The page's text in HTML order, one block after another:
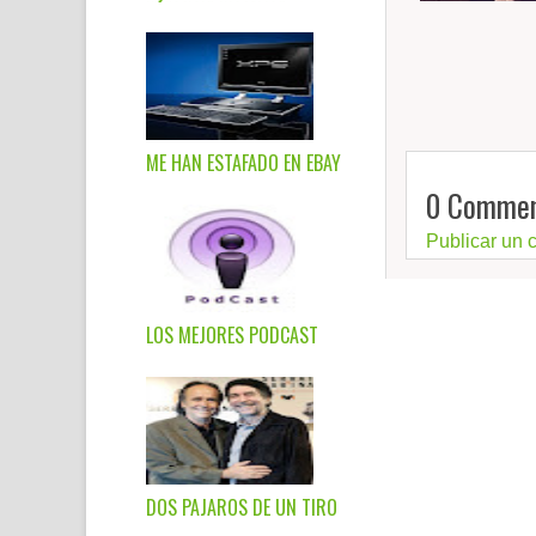
ME HAN ESTAFADO EN EBAY
LOS MEJORES PODCAST
DOS PAJAROS DE UN TIRO
0
Publicar un